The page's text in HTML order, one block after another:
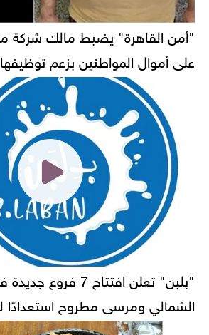
"أمن القاهرة" يضبط مالك شركة
على أموال المواطنين بزعم توظيفها
"بلبن" تعلن افتتاح 7
الشمالي ومرسى مطروح استعدادًا